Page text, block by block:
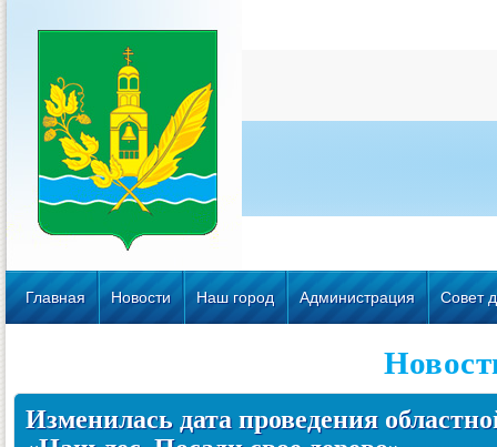
Главная Новости Наш город Администрация Совет
Изменилась дата проведения